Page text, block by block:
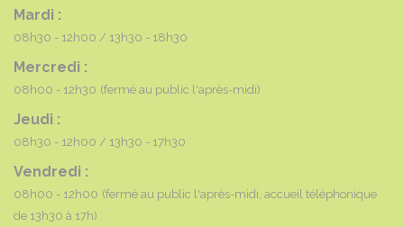
Mardi :
08h30 - 12h00 13h30 - 18h30
Mercredi :
08h00 - 12h30 (fermé au public l'après-midi)
Jeudi :
08h30 - 12h00 13h30 - 17h30
Vendredi :
08h00 - 12h00 (fermé au public l'après-midi, accueil téléphonique
de 13h30 à 17h)